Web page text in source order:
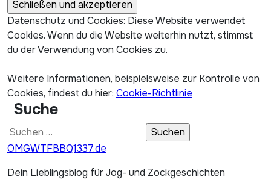
Datenschutz und Cookies: Diese Website verwendet
Cookies. Wenn du die Website weiterhin nutzt, stimmst
du der Verwendung von Cookies zu.
Weitere Informationen, beispielsweise zur Kontrolle von
Cookies, findest du hier: Cookie-Richtlinie
Suche
Suchen
nach:
OMGWTFBBQ1337.de
Dein Lieblingsblog für Jog- und Zockgeschichten